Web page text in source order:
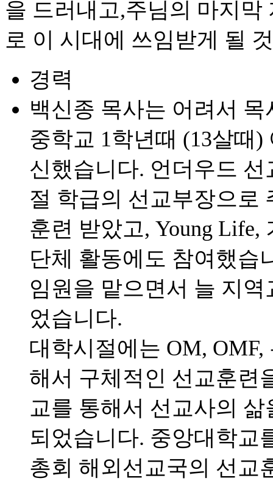
을 드러내고,주님의 마지
로 이 시대에 쓰임받게 될
경력
백신종 목사는 어려서
중학교 1학년때 (13살때
신했습니다. 언더우드
절 학급의 선교부장으로
훈련 받았고, Young
단체 활동에도 참여했습
임원을 맡으면서 늘 지
었습니다.
대학시절에는 OM,
해서 구체적인 선교훈련
교를 통해서 선교사의
되었습니다. 중앙대학교
총회 해외선교국의 선교